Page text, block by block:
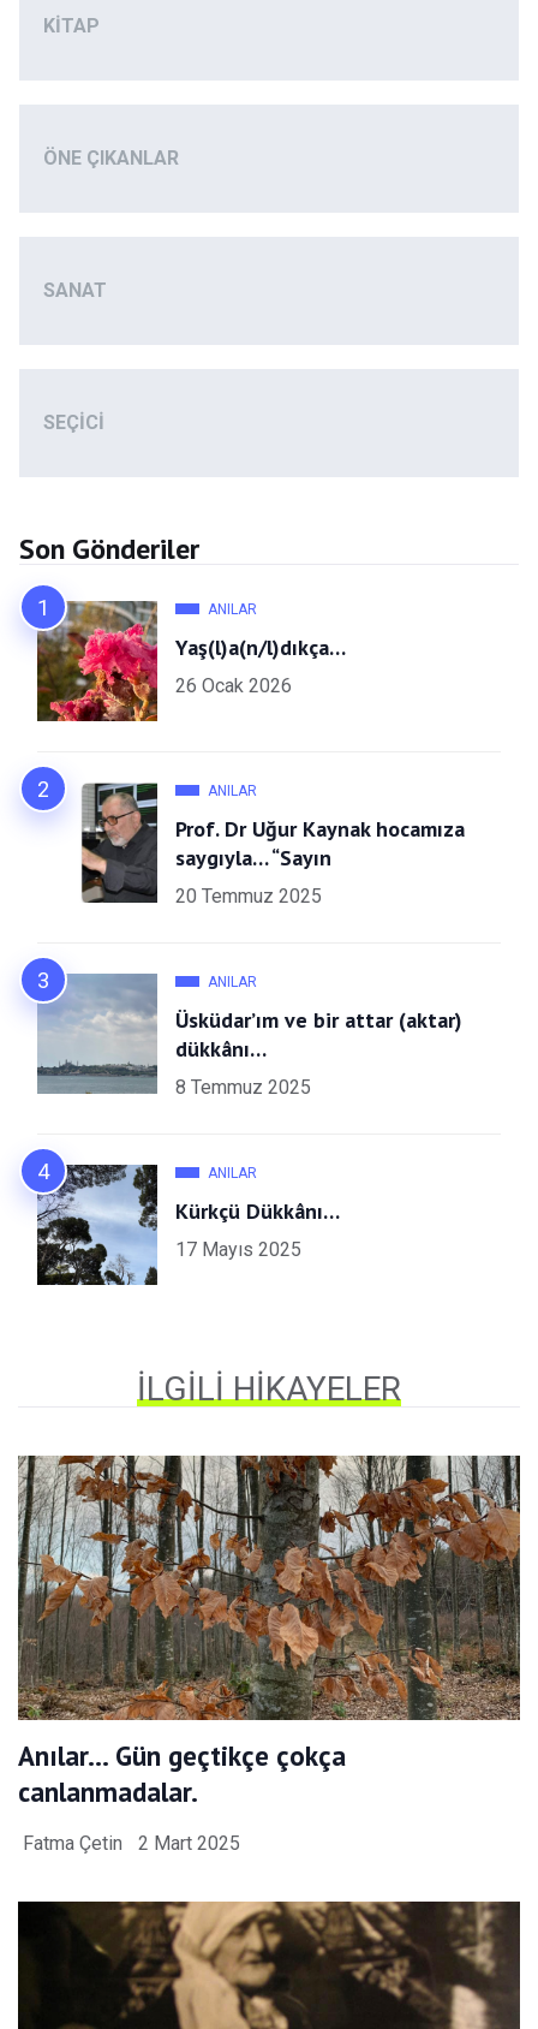
KITAP
ÖNE ÇIKANLAR
SANAT
SEÇICI
Son Gönderiler
ANILAR
Yaş(l)a(n/l)dıkça…
26 Ocak 2026
ANILAR
Prof. Dr Uğur Kaynak hocamıza
saygıyla… “Sayın
20 Temmuz 2025
ANILAR
Üsküdar’ım ve bir attar (aktar)
dükkânı…
8 Temmuz 2025
ANILAR
Kürkçü Dükkânı…
17 Mayıs 2025
İLGILI HIKAYELER
Anılar… Gün geçtikçe çokça
canlanmadalar.
Fatma Çetin 2 Mart 2025